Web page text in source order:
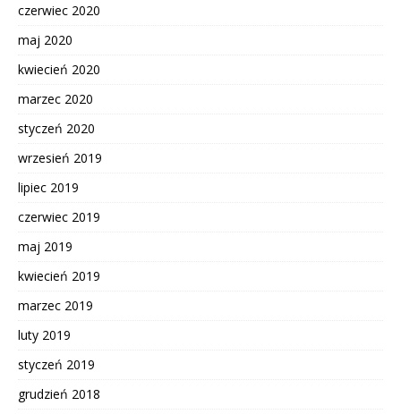
czerwiec 2020
maj 2020
kwiecień 2020
marzec 2020
styczeń 2020
wrzesień 2019
lipiec 2019
czerwiec 2019
maj 2019
kwiecień 2019
marzec 2019
luty 2019
styczeń 2019
grudzień 2018